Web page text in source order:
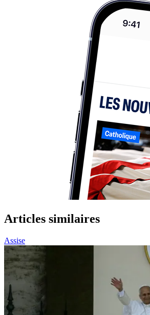
Articles similaires
Assise